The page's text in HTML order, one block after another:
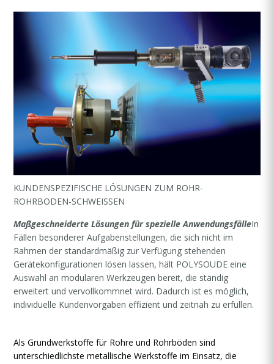
KUNDENSPEZIFISCHE LÖSUNGEN ZUM ROHR-
ROHRBODEN-SCHWEISSEN
Maßgeschneiderte Lösungen für spezielle Anwendungsfälle​In
Fällen besonderer Aufgabenstellungen, die sich nicht im
Rahmen der standardmäßig zur Verfügung stehenden
Gerätekonfigurationen lösen lassen, hält POLYSOUDE eine
Auswahl an modularen Werkzeugen bereit, die ständig
erweitert und vervollkommnet wird. Dadurch ist es möglich,
individuelle Kundenvorgaben effizient und zeitnah zu erfüllen.
Als Grundwerkstoffe für Rohre und Rohrböden sind
unterschiedlichste metallische Werkstoffe im Einsatz, die